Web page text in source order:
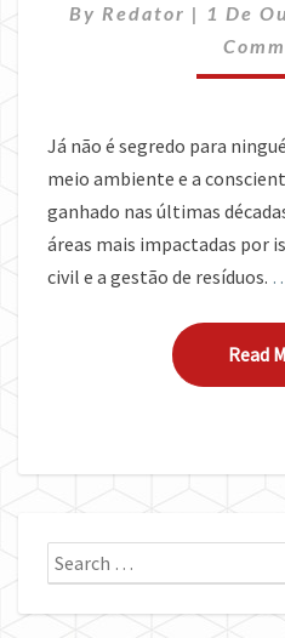
E
By Redator | 1 De
Já não é segredo para
meio ambiente e a
ganhado nas últimas
áreas mais impactadas por
civil e a gestão de resíduos.
Read
Search
for: